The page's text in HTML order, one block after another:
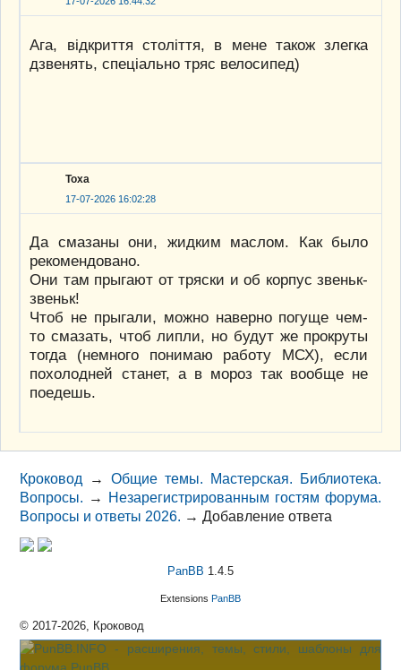
Ага, вiдкриття столiття, в мене також злегка
дзвенять, спецiально тряс велосипед)
Тоха
17-07-2026 16:02:28
Да смазаны они, жидким маслом. Как было
рекомендовано.
Они там прыгают от тряски и об корпус звеньк-
звеньк!
Чтоб не прыгали, можно наверно погуще чем-
то смазать, чтоб липли, но будут же прокруты
тогда (немного понимаю работу МСХ), если
похолодней станет, а в мороз так вообще не
поедешь.
Кроковод →Общие темы. Мастерская. Библиотека.
Вопросы. →
Незарегистрированным гостям форума.
Вопросы и ответы 2026. →Добавление ответа
PanBB 1.4.5
Extensions PanBB
© 2017-2026, Кроковод